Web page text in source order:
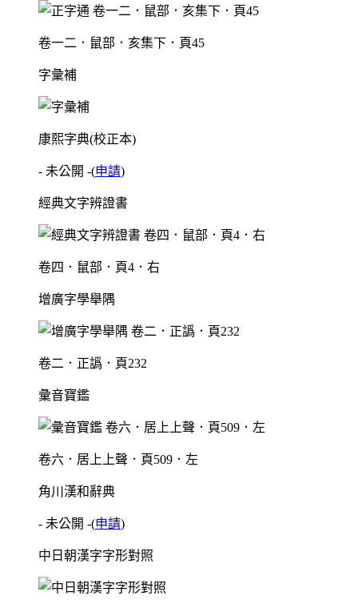
卷一二．鼠部．亥集下．頁45
字彙補
康熙字典(校正本)
- 未公開 -(申請)
經典文字辨證書
卷四．鼠部．頁4．右
增廣字學舉隅
卷二．正譌．頁232
彙音寶鑑
卷六．居上上聲．頁509．左
角川漢和辭典
- 未公開 -(申請)
中日朝漢字字形對照